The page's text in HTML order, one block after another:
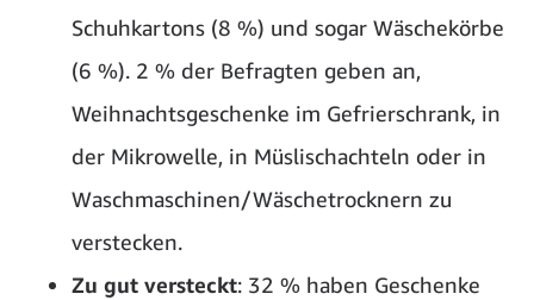
Schuhkartons (8 %) und sogar Wäschekörbe
(6 %). 2 % der Befragten geben an,
Weihnachtsgeschenke im Gefrierschrank, in
der Mikrowelle, in Müslischachteln oder in
Waschmaschinen/Wäschetrocknern zu
verstecken.
Zu gut versteckt: 32 % haben Geschenke